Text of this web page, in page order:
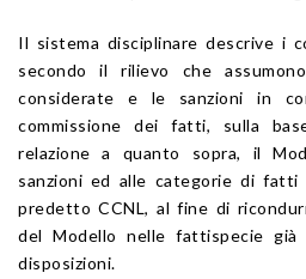
Il sistema disciplinare descrive i
secondo il rilievo che
considerate e le sanzioni in
commissione dei fatti, sulla
relazione a quanto sopra, il
sanzioni ed alle categorie di fatti
predetto CCNL, al fine di
del Modello nelle fattispecie
disposizioni.